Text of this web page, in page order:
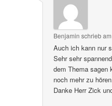
Benjamin schrieb
Auch ich kann nur
Sehr sehr
dem Thema sagen
noch mehr zu
Danke Herr Zick